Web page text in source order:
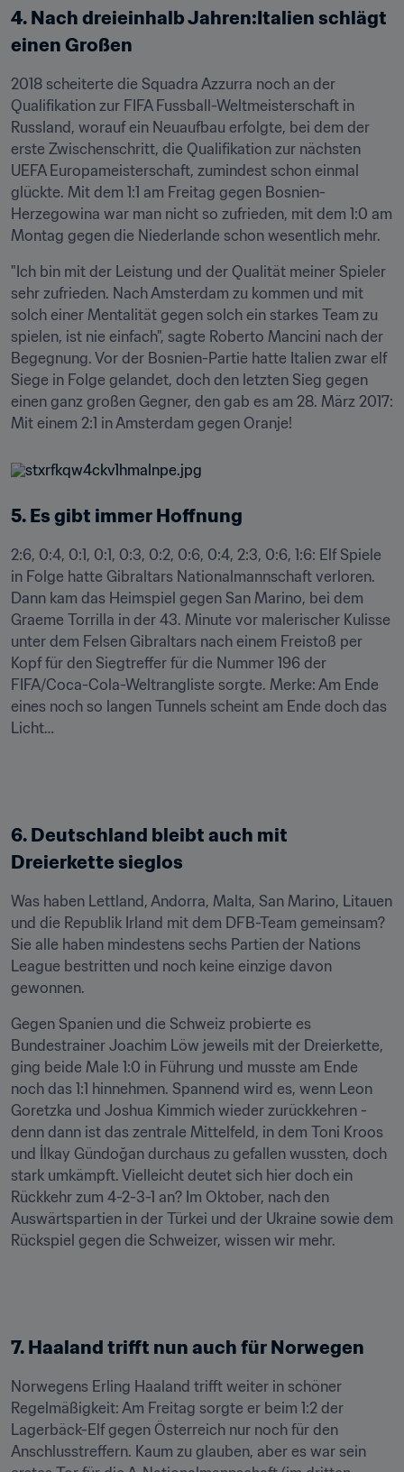
4. Nach dreieinhalb Jahren:Italien schlägt
einen Großen
2018 scheiterte die Squadra Azzurra noch an der
Qualifikation zur FIFA Fussball-Weltmeisterschaft in
Russland, worauf ein Neuaufbau erfolgte, bei dem der
erste Zwischenschritt, die Qualifikation zur nächsten
UEFA Europameisterschaft, zumindest schon einmal
glückte. Mit dem 1:1 am Freitag gegen Bosnien-
Herzegowina war man nicht so zufrieden, mit dem 1:0 am
Montag gegen die Niederlande schon wesentlich mehr.
"Ich bin mit der Leistung und der Qualität meiner Spieler
sehr zufrieden. Nach Amsterdam zu kommen und mit
solch einer Mentalität gegen solch ein starkes Team zu
spielen, ist nie einfach", sagte Roberto Mancini nach der
Begegnung. Vor der Bosnien-Partie hatte Italien zwar elf
Siege in Folge gelandet, doch den letzten Sieg gegen
einen ganz großen Gegner, den gab es am 28. März 2017:
Mit einem 2:1 in Amsterdam gegen Oranje!
5. Es gibt immer Hoffnung
2:6, 0:4, 0:1, 0:1, 0:3, 0:2, 0:6, 0:4, 2:3, 0:6, 1:6: Elf Spiele
in Folge hatte Gibraltars Nationalmannschaft verloren.
Dann kam das Heimspiel gegen San Marino, bei dem
Graeme Torrilla in der 43. Minute vor malerischer Kulisse
unter dem Felsen Gibraltars nach einem Freistoß per
Kopf für den Siegtreffer für die Nummer 196 der
FIFA/Coca-Cola-Weltrangliste sorgte. Merke: Am Ende
eines noch so langen Tunnels scheint am Ende doch das
Licht…
6. Deutschland bleibt auch mit
Dreierkette sieglos
Was haben Lettland, Andorra, Malta, San Marino, Litauen
und die Republik Irland mit dem DFB-Team gemeinsam?
Sie alle haben mindestens sechs Partien der Nations
League bestritten und noch keine einzige davon
gewonnen.
Gegen Spanien und die Schweiz probierte es
Bundestrainer Joachim Löw jeweils mit der Dreierkette,
ging beide Male 1:0 in Führung und musste am Ende
noch das 1:1 hinnehmen. Spannend wird es, wenn Leon
Goretzka und Joshua Kimmich wieder zurückkehren -
denn dann ist das zentrale Mittelfeld, in dem Toni Kroos
und İlkay Gündoğan durchaus zu gefallen wussten, doch
stark umkämpft. Vielleicht deutet sich hier doch ein
Rückkehr zum 4-2-3-1 an? Im Oktober, nach den
Auswärtspartien in der Türkei und der Ukraine sowie dem
Rückspiel gegen die Schweizer, wissen wir mehr.
7. Haaland trifft nun auch für Norwegen
Norwegens Erling Haaland trifft weiter in schöner
Regelmäßigkeit: Am Freitag sorgte er beim 1:2 der
Lagerbäck-Elf gegen Österreich nur noch für den
Anschlusstreffern. Kaum zu glauben, aber es war sein